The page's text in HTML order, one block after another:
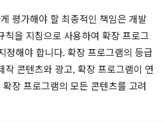
평가해야 할 최종적인 책임은 개발
칙을 지침으로 사용하여 확장 프로그
정해야 합니다. 확장 프로그램의 등급
작 콘텐츠와 광고, 확장 프로그램이 연
장 프로그램의 모든 콘텐츠를 고려